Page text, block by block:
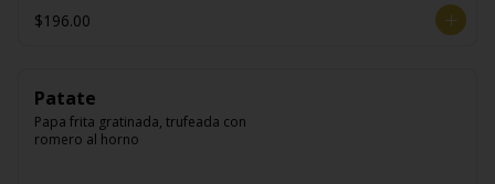
$196.00
Patate
Papa frita gratinada, trufeada con
romero al horno